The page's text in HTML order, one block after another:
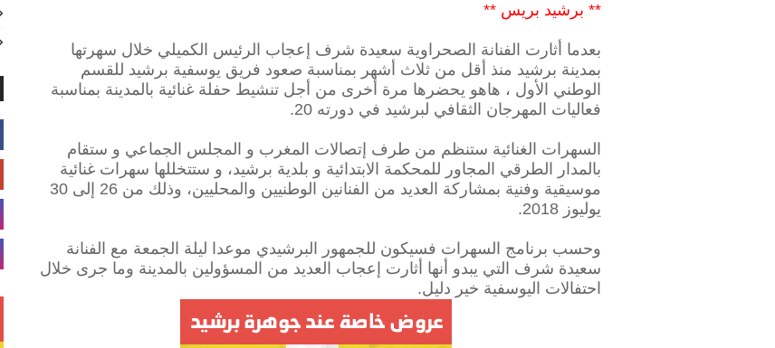
** برشيد بريس **
بعدما أثارت الفنانة الصحراوية سعيدة شرف إعجاب الرئيس الكميلي خلال سهرتها
بمدينة برشيد منذ أقل من ثلاث أشهر بمناسبة صعود فريق يوسفية برشيد للقسم
الوطني الأول ، هاهو يحضرها مرة أخرى من أجل تنشيط حفلة غنائية بالمدينة بمناسبة
فعاليات المهرجان الثقافي لبرشيد في دورته 20.
السهرات الغنائية ستنظم من طرف إتصالات المغرب و المجلس الجماعي و ستقام
بالمدار الطرقي المجاور للمحكمة الابتدائية و بلدية برشيد، و ستتخللها سهرات غنائية
موسيقية وفنية بمشاركة العديد من الفنانين الوطنيين والمحليين، وذلك من 26 إلى 30
يوليوز 2018.
وحسب برنامج السهرات فسيكون للجمهور البرشيدي موعدا ليلة الجمعة مع الفنانة
سعيدة شرف التي يبدو أنها أثارت إعجاب العديد من المسؤولين بالمدينة وما جرى خلال
احتفالات اليوسفية خير دليل.